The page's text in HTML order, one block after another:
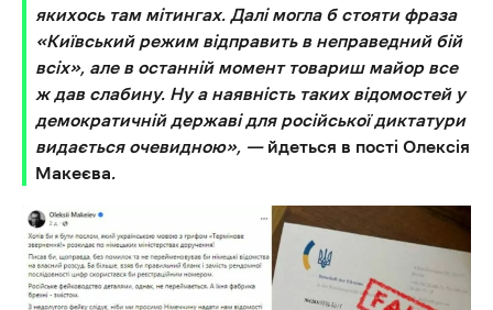
якихось там мітингах. Далі могла б стояти фраза
«Київський режим відправить в неправедний бій
всіх», але в останній момент товариш майор все
ж дав слабину. Ну а наявність таких відомостей у
демократичній державі для російської диктатури
видається очевидною», — йдеться в пості Олексія
Макеєва.